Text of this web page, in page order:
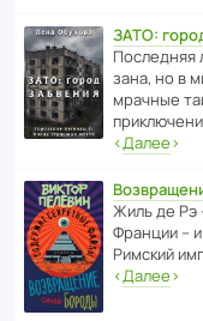
ЗАТО:
После­дняя
зана, но в
мрачные
‹Далее›
Жиль де Рэ
Франции –
Римский
‹Далее›